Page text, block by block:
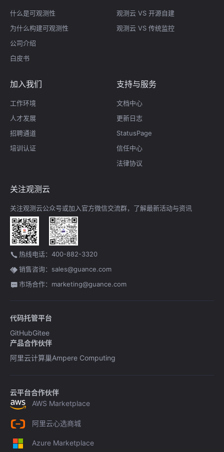
什么是可观测性
为什么构建可观测性
公司介绍
白皮书
观测云 VS 开源自建
观测云 VS 传统监控
加入我们
工作环境
人才发展
招聘通道
培训认证
支持与服务
文档中心
更新日志
StatusPage
信任中心
法律协议
关注观测云
关注观测云公众号或加入官方微信交流群，了解最新活动与资讯
热线电话：400-882-3320
销售咨询：sales@guance.com
市场合作：marketing@guance.com
代码托管平台
GitHubGitee
产品合作伙伴
阿里云计算巢Ampere Computing
云平台合作伙伴
AWS Marketplace
阿里云心选商城
Azure Marketplace